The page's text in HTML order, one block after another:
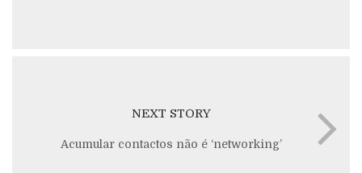
NEXT STORY
Acumular contactos não é ‘networking’